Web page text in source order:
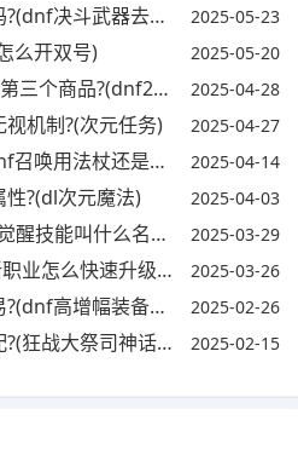
斗武器去哪里升级) 2025-05-23
么开双号) 2025-05-20
?(dnf2021怎么去素喃) 2025-04-28
机制?(次元任务) 2025-04-27
用法杖还是魔杖) 2025-04-14
?(dl次元魔法) 2025-04-03
?(dnf中男街霸二觉叫什么) 2025-03-29
怎么快速升级等级) 2025-03-26
高增幅装备怎么卖) 2025-02-26
祭司神话怎么搭配装备) 2025-02-15